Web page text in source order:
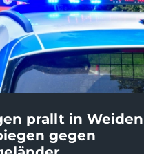
prallt in Weiden
gegen